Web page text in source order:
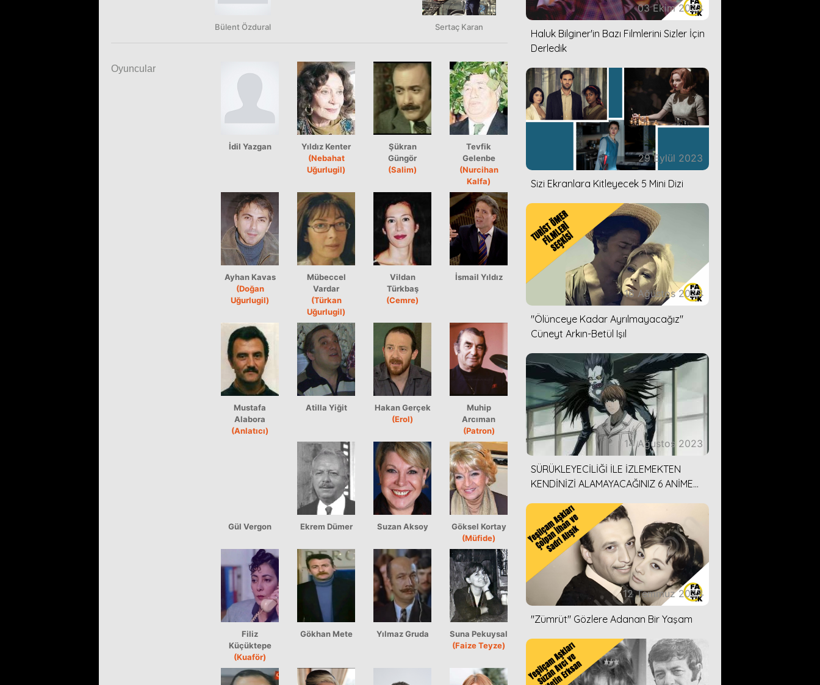
Bülent Özdural Sertaç Karan
Oyuncular
İdil Yazgan
Yıldız Kenter
(Nebahat
Uğurlugil)
Şükran
Güngör
(Salim)
Tevfik
Gelenbe
(Nurcihan
Kalfa)
Ayhan Kavas
(Doğan
Uğurlugil)
Mübeccel
Vardar
(Türkan
Uğurlugil)
Vildan
Türkbaş
(Cemre)
İsmail Yıldız
Mustafa
Alabora
(Anlatıcı)
Atilla Yiğit
Hakan Gerçek
(Erol)
Muhip
Arcıman
(Patron)
Gül Vergon Ekrem Dümer Suzan Aksoy
Göksel Kortay
(Müfide)
Filiz
Küçüktepe
(Kuaför)
Gökhan Mete Yılmaz Gruda
Suna Pekuysal
(Faize Teyze)
03 Ekim 2023
Haluk Bilginer'in Bazı Filmlerini Sizler İçin
Derledik
29 Eylül 2023
Sizi Ekranlara Kitleyecek 5 Mini Dizi
16 Ağustos 2023
''Ölünceye Kadar Ayrılmayacağız''
Cüneyt Arkın-Betül Işıl
14 Ağustos 2023
SÜRÜKLEYECİLİĞİ İLE İZLEMEKTEN
KENDİNİZİ ALAMAYACAĞINIZ 6 ANİME
12 Temmuz 2023
''Zümrüt'' Gözlere Adanan Bir Yaşam